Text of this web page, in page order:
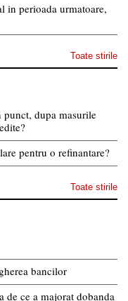
in perioada urmatoare,
Toate stirile
punct, dupa masurile
pentru o refinantare?
Toate stirile
bancilor
de ce a majorat dobanda